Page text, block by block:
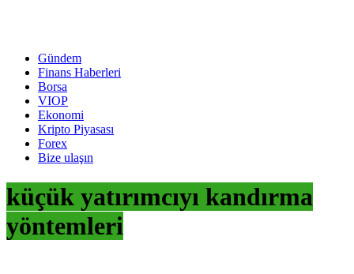
Gündem
Finans Haberleri
Borsa
VIOP
Ekonomi
Kripto Piyasası
Forex
Bize ulaşın
küçük yatırımcıyı kandırma
yöntemleri